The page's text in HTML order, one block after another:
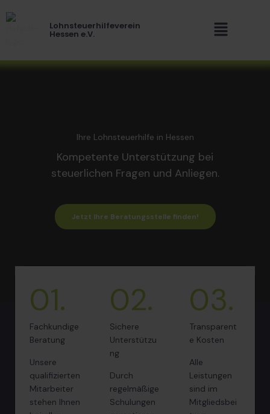
Inhalt
Lohnsteuerhilfeverein
Hessen e.V.
Menü
Ihre Lohnsteuerhilfe in Hessen
Kompetente Unterstützung bei
steuerlichen Fragen und Anliegen.
Jetzt Ihre Beratungsstelle finden!
01.
Fachkundige
Beratung
Unsere
qualifizierten
Mitarbeiter
stehen Ihnen
02.
Sichere
Unterstützu
ng
Durch
regelmäßige
Schulungen
03.
Transparent
e Kosten
Alle
Leistungen
sind im
Mitgliedsbei